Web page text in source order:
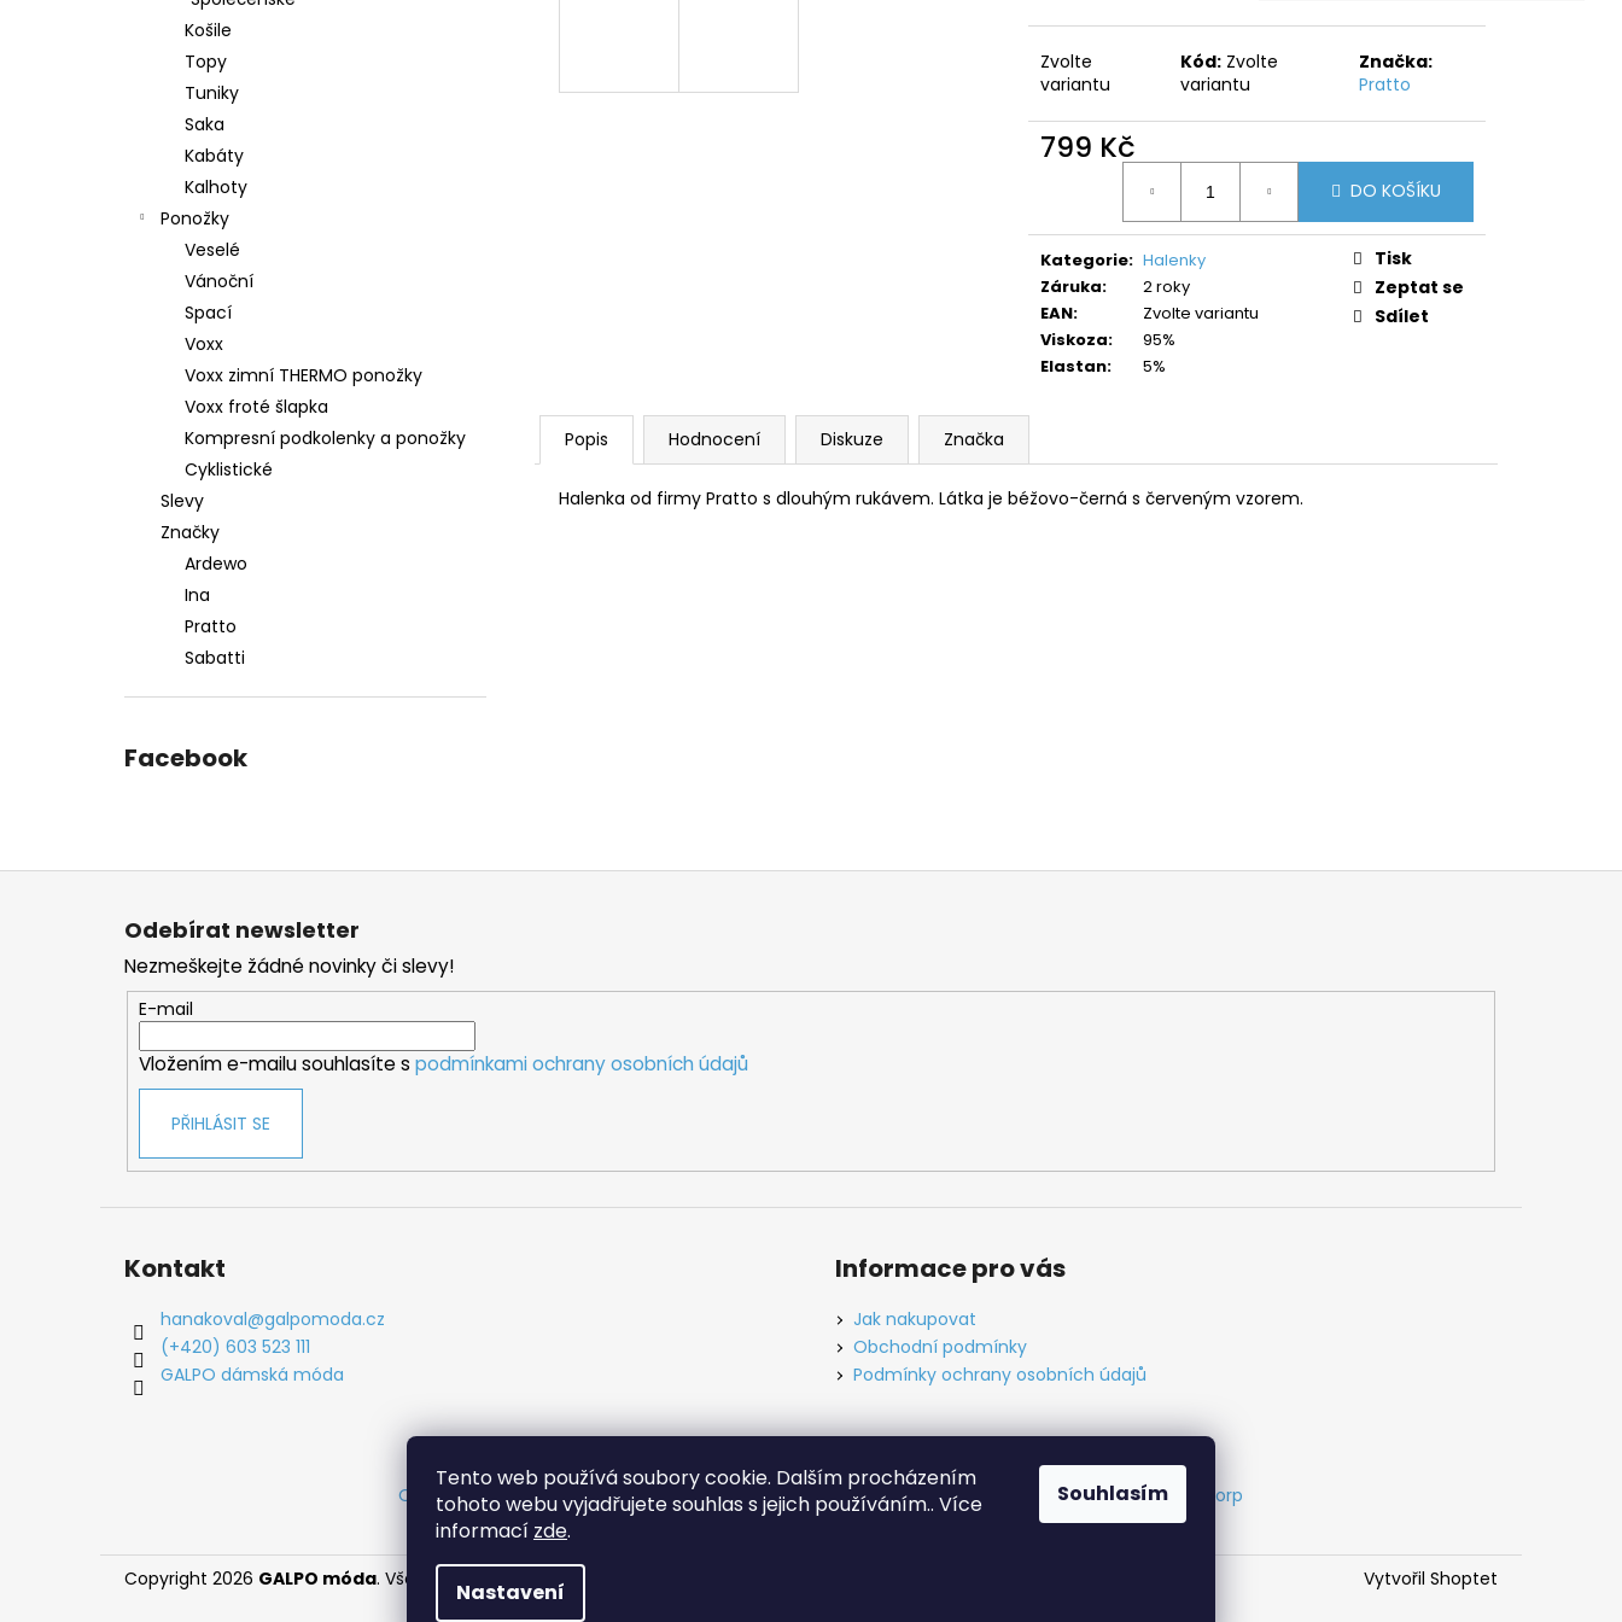
Tento web používá soubory cookie. Dalším procházením
tohoto webu vyjadřujete souhlas s jejich používáním.. Více
informací zde.
Nastavení
Souhlasím
Košile
Topy
Tuniky
Saka
Kabáty
Kalhoty
Ponožky
Veselé
Vánoční
Spací
Voxx
Voxx zimní THERMO ponožky
Voxx froté šlapka
Kompresní podkolenky a ponožky
Cyklistické
Slevy
Značky
Ardewo
Ina
Pratto
Sabatti
Facebook
Zvolte
variantu
Kód: Zvolte
variantu
Značka:
Pratto
799 Kč
DO KOŠÍKU
Kategorie: Halenky
Záruka:
2 roky
EAN:
Zvolte variantu
Viskoza:
95%
Elastan: 5%
Tisk
Zeptat se
Sdílet
Popis Hodnocení Diskuze Značka
Halenka od firmy Pratto s dlouhým rukávem. Látka je béžovo-černá s červeným vzorem.
Z
Odebírat newsletter
Nezmeškejte žádné novinky či slevy!
E-mail
Vložením e-mailu souhlasíte s podmínkami ochrany osobních údajů
PŘIHLÁSIT SE
Kontakt
hanakoval@galpomoda.cz
(+420) 603 523 111
GALPO dámská móda
Informace pro vás
Jak nakupovat
Obchodní podmínky
Podmínky ochrany osobních údajů
Obchodní podmínky Ochrana osobních údajů Tabulky velikostí Kontakt O nás Vytvořil Cabakorp
Vytvořil Shoptet
Copyright 2026 GALPO móda. Všechna práva vyhrazena.